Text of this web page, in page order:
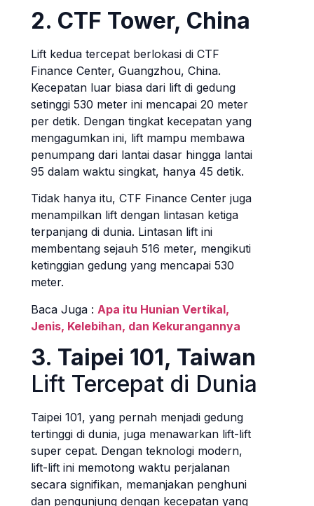
2. CTF Tower, China
Lift kedua tercepat berlokasi di CTF
Finance Center, Guangzhou, China.
Kecepatan luar biasa dari lift di gedung
setinggi 530 meter ini mencapai 20 meter
per detik. Dengan tingkat kecepatan yang
mengagumkan ini, lift mampu membawa
penumpang dari lantai dasar hingga lantai
95 dalam waktu singkat, hanya 45 detik.
Tidak hanya itu, CTF Finance Center juga
menampilkan lift dengan lintasan ketiga
terpanjang di dunia. Lintasan lift ini
membentang sejauh 516 meter, mengikuti
ketinggian gedung yang mencapai 530
meter.
Baca Juga : Apa itu Hunian Vertikal,
Jenis, Kelebihan, dan Kekurangannya
3. Taipei 101, Taiwan
Lift Tercepat di Dunia
Taipei 101, yang pernah menjadi gedung
tertinggi di dunia, juga menawarkan lift-lift
super cepat. Dengan teknologi modern,
lift-lift ini memotong waktu perjalanan
secara signifikan, memanjakan penghuni
dan pengunjung dengan kecepatan yang